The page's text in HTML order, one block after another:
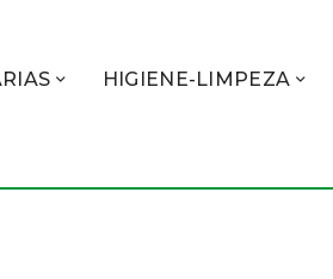
HIGIENE-LIMPEZA